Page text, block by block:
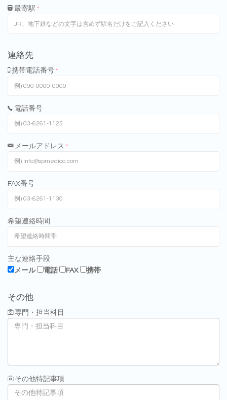
最寄駅 *
連絡先
携帯電話番号 *
電話番号
メールアドレス *
FAX番号
希望連絡時間
主な連絡手段
メール
電話 FAX 携帯
その他
専門・担当科目
その他特記事項